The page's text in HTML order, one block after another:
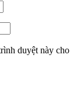
duyệt này cho